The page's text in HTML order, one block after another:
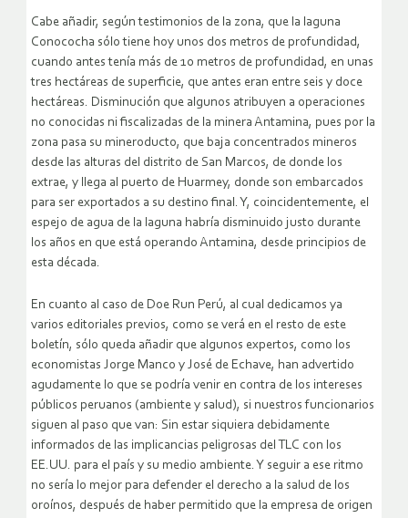
Cabe añadir, según testimonios de la zona, que la laguna
Conococha sólo tiene hoy unos dos metros de profundidad,
cuando antes tenía más de 10 metros de profundidad, en unas
tres hectáreas de superficie, que antes eran entre seis y doce
hectáreas. Disminución que algunos atribuyen a operaciones
no conocidas ni fiscalizadas de la minera Antamina, pues por la
zona pasa su mineroducto, que baja concentrados mineros
desde las alturas del distrito de San Marcos, de donde los
extrae, y llega al puerto de Huarmey, donde son embarcados
para ser exportados a su destino final. Y, coincidentemente, el
espejo de agua de la laguna habría disminuido justo durante
los años en que está operando Antamina, desde principios de
esta década.
En cuanto al caso de Doe Run Perú, al cual dedicamos ya
varios editoriales previos, como se verá en el resto de este
boletín, sólo queda añadir que algunos expertos, como los
economistas Jorge Manco y José de Echave, han advertido
agudamente lo que se podría venir en contra de los intereses
públicos peruanos (ambiente y salud), si nuestros funcionarios
siguen al paso que van: Sin estar siquiera debidamente
informados de las implicancias peligrosas del TLC con los
EE.UU. para el país y su medio ambiente. Y seguir a ese ritmo
no sería lo mejor para defender el derecho a la salud de los
oroínos, después de haber permitido que la empresa de origen